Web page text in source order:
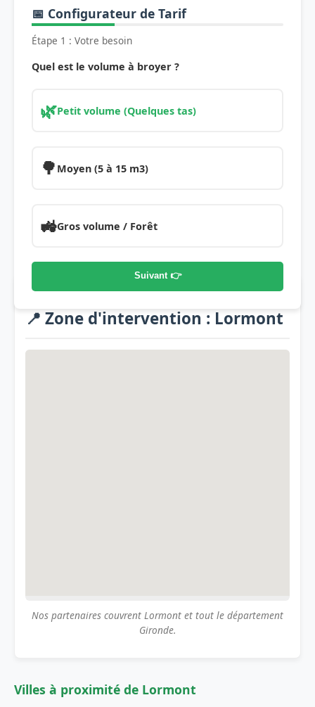
📅 Configurateur de Tarif
Étape 1 : Votre besoin
Quel est le volume à broyer ?
🌿Petit volume (Quelques tas)
🌳 Moyen (5 à 15 m3)
🚜Gros volume / Forêt
Suivant 👉
📍 Zone d'intervention : Lormont
Nos partenaires couvrent Lormont et tout le département
Gironde.
Villes à proximité de Lormont